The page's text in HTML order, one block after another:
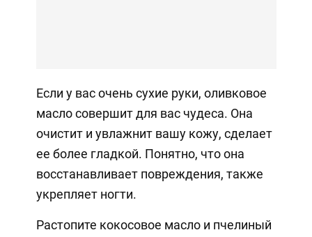
Если у вас очень сухие руки, оливковое
масло совершит для вас чудеса. Она
очистит и увлажнит вашу кожу, сделает
ее более гладкой. Понятно, что она
восстанавливает повреждения, также
укрепляет ногти.
Растопите кокосовое масло и пчелиный